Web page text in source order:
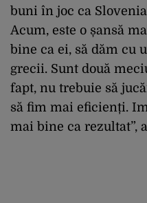
buni în joc ca
Acum, este o șansă
bine ca ei, să dăm cu
grecii. Sunt două
fapt, nu trebuie să
să fim mai eficienți.
mai bine ca rezultat”,